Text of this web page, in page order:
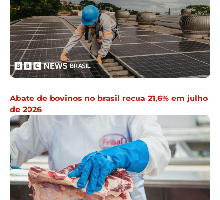
Abate de bovinos no brasil recua 21,6% em julho
de 2026